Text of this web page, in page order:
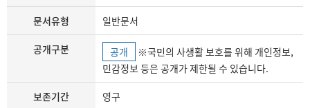
문서유형 일반문서
공개구분 공개
민감정보 등은 공개가 제한될 수 있습니다.
보존기간 영구